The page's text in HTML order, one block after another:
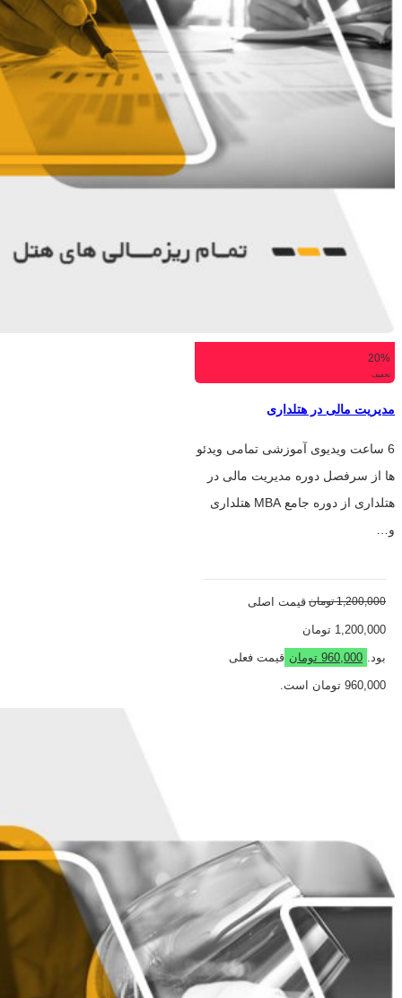
20%
تخفیف
مدیریت مالی در هتلداری
6 ساعت ویدیوی آموزشی تمامی ویدئو
ها از سرفصل دوره مدیریت مالی در
هتلداری از دوره جامع MBA هتلداری
و…
1,200,000 تومان قیمت اصلی
1,200,000 تومان
بود. 960,000 تومان قیمت فعلی
960,000 تومان است.